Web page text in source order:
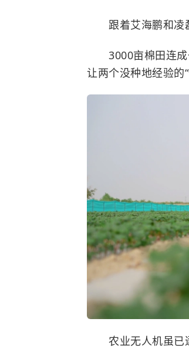
跟着艾海鹏和凌磊
3000亩棉田连成
让两个没种地经验的
农业无人机虽已逐